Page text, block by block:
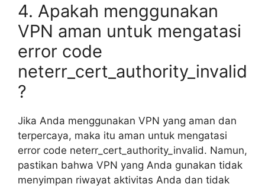
4. Apakah menggunakan
VPN aman untuk mengatasi
error code
neterr_cert_authority_invalid
?
Jika Anda menggunakan VPN yang aman dan
terpercaya, maka itu aman untuk mengatasi
error code neterr_cert_authority_invalid. Namun,
pastikan bahwa VPN yang Anda gunakan tidak
menyimpan riwayat aktivitas Anda dan tidak